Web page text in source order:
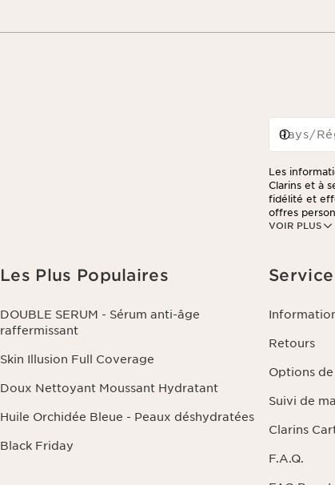
Pays/
VOIR PLUS
Les
Clarins et à
fidélité et
offres
consulter
Les Plus Populaires
DOUBLE SERUM - Sérum anti-âge
raffermissant
Skin Illusion Full Coverage
Doux Nettoyant Moussant Hydratant
Huile Orchidée Bleue - Peaux déshydratées
Black Friday
Retours
Options
Suivi de
Clarins
F.A.Q.